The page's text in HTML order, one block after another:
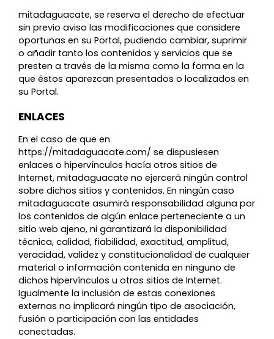
mitadaguacate, se reserva el derecho de efectuar
sin previo aviso las modificaciones que considere
oportunas en su Portal, pudiendo cambiar, suprimir
o añadir tanto los contenidos y servicios que se
presten a través de la misma como la forma en la
que éstos aparezcan presentados o localizados en
su Portal.
ENLACES
En el caso de que en
https://mitadaguacate.com/ se dispusiesen
enlaces o hipervínculos hacía otros sitios de
Internet, mitadaguacate no ejercerá ningún control
sobre dichos sitios y contenidos. En ningún caso
mitadaguacate asumirá responsabilidad alguna por
los contenidos de algún enlace perteneciente a un
sitio web ajeno, ni garantizará la disponibilidad
técnica, calidad, fiabilidad, exactitud, amplitud,
veracidad, validez y constitucionalidad de cualquier
material o información contenida en ninguno de
dichos hipervínculos u otros sitios de Internet.
Igualmente la inclusión de estas conexiones
externas no implicará ningún tipo de asociación,
fusión o participación con las entidades
conectadas.